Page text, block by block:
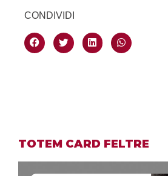
CONDIVIDI
TOTEM CARD FELTRE